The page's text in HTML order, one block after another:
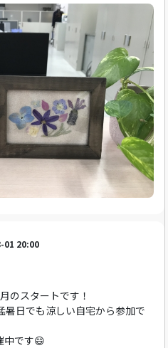
01 20:00
のスタートです！
暑日でも涼しい自宅から参加で
中です😄